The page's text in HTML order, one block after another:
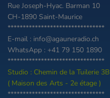
Rue Joseph-Hyac. Barman 10
CH-1890 Saint-Maurice
********************************
E-mail : info@agauneradio.ch
WhatsApp : +41 79 150 1890
********************************
Studio : Chemin de la Tuilerie 3B
( Maison des Arts - 2e étage )
********************************